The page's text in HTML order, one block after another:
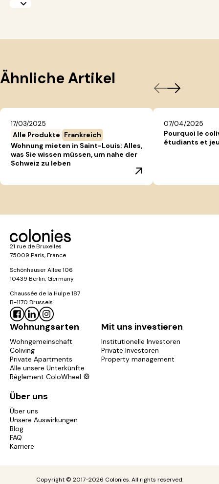
Ähnliche Artikel
17/03/2025
Alle Produkte Frankreich
Wohnung mieten in Saint-Louis: Alles,
was Sie wissen müssen, um nahe der
Schweiz zu leben
07/04/2025
Pourquoi le
étudiants et
21 rue de Bruxelles
75009 Paris, France
Schönhauser Allee 106
10439 Berlin, Germany
Chaussée de la Hulpe 187
B-1170 Brussels
Wohnungsarten
Wohngemeinschaft
Coliving
Private Apartments
Alle unsere Unterkünfte
Règlement ColoWheel 🎡
Mit uns investieren
Institutionelle Investoren
Private Investoren
Property management
Über uns
Über uns
Unsere Auswirkungen
Blog
FAQ
Karriere
Copyright © 2017-2026 Colonies. All rights reserved.